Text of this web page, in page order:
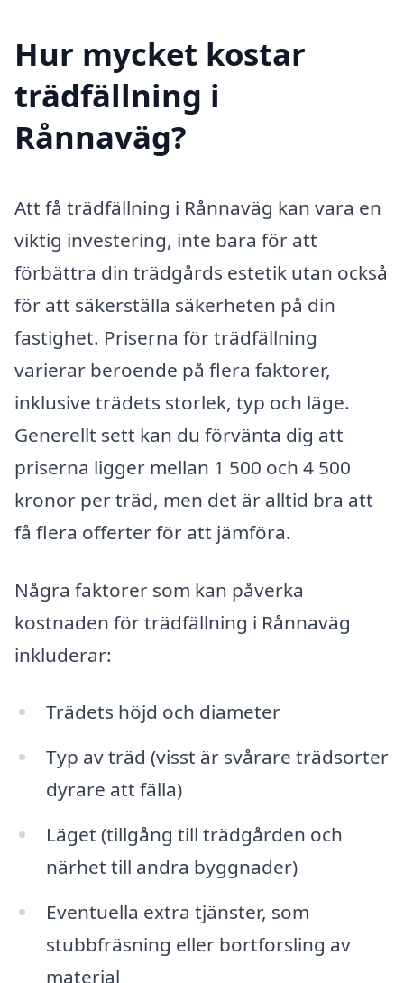
Hur mycket kostar
trädfällning i
Rånnaväg?
Att få trädfällning i Rånnaväg kan vara en
viktig investering, inte bara för att
förbättra din trädgårds estetik utan också
för att säkerställa säkerheten på din
fastighet. Priserna för trädfällning
varierar beroende på flera faktorer,
inklusive trädets storlek, typ och läge.
Generellt sett kan du förvänta dig att
priserna ligger mellan 1 500 och 4 500
kronor per träd, men det är alltid bra att
få flera offerter för att jämföra.
Några faktorer som kan påverka
kostnaden för trädfällning i Rånnaväg
inkluderar:
Trädets höjd och diameter
Typ av träd (visst är svårare trädsorter
dyrare att fälla)
Läget (tillgång till trädgården och
närhet till andra byggnader)
Eventuella extra tjänster, som
stubbfräsning eller bortforsling av
material